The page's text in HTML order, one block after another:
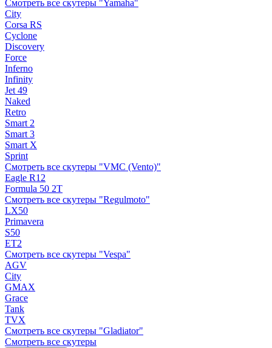
Смотреть все скутеры "Yamaha"
City
Corsa RS
Cyclone
Discovery
Force
Inferno
Infinity
Jet 49
Naked
Retro
Smart 2
Smart 3
Smart X
Sprint
Смотреть все скутеры "VMC (Vento)"
Eagle R12
Formula 50 2Т
Смотреть все скутеры "Regulmoto"
LX50
Primavera
S50
ET2
Смотреть все скутеры "Vespa"
AGV
City
GMAX
Grace
Tank
TVX
Смотреть все скутеры "Gladiator"
Смотреть все скутеры